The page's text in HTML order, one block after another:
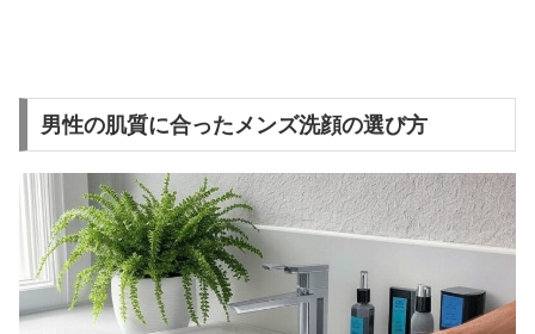
男性の肌質に合ったメンズ洗顔の選び方